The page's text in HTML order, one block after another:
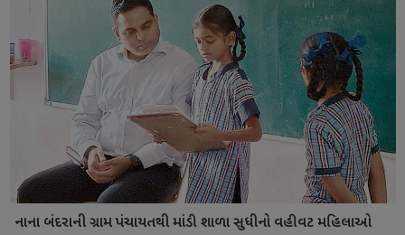
નાના બંદરાની ગ્રામ પંચાયતથી માંડી શાળા સુધીનો વહીવટ મહિલાઓ